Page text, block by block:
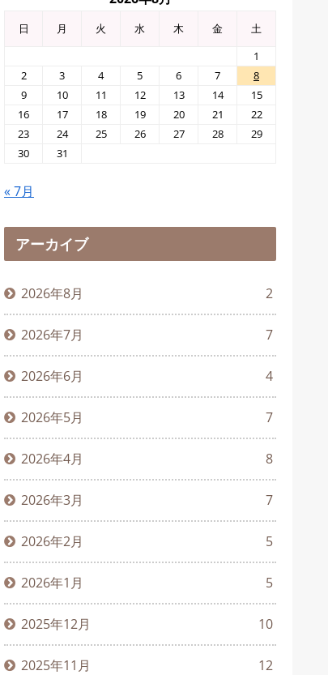
日 月 火 水 木 金
土
1
2
3 4 5 6 7
8
9
10 11 12 13 14
15
16
17 18 19 20 21
22
23
24 25 26 27 28
29
30
31
« 7月
アーカイブ
2026年8月 2
2026年7月 7
2026年6月 4
2026年5月 7
2026年4月 8
2026年3月 7
2026年2月 5
2026年1月 5
2025年12月 10
2025年11月 12